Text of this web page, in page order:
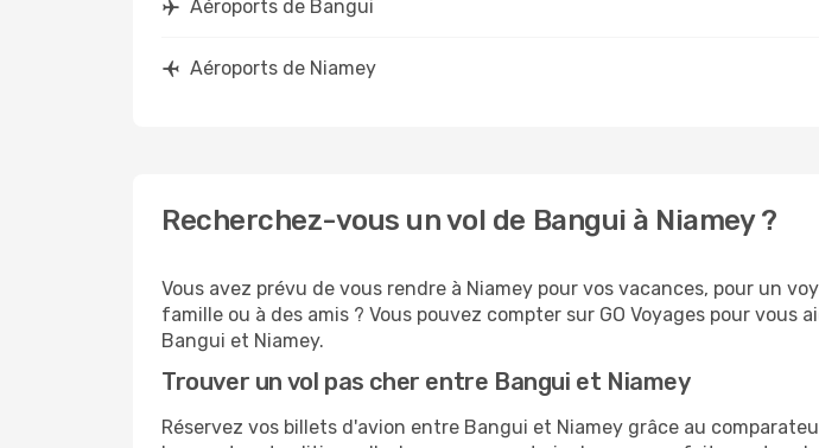
Aéroports de Bangui
Aéroports de Niamey
Recherchez-vous un vol de Bangui à Niamey ?
Vous avez prévu de vous rendre à Niamey pour vos vacances, pour un
famille ou à des amis ? Vous pouvez compter sur GO Voyages pour
Bangui et Niamey.
Trouver un vol pas cher entre Bangui et Niamey
Réservez vos billets d'avion entre Bangui et Niamey grâce au